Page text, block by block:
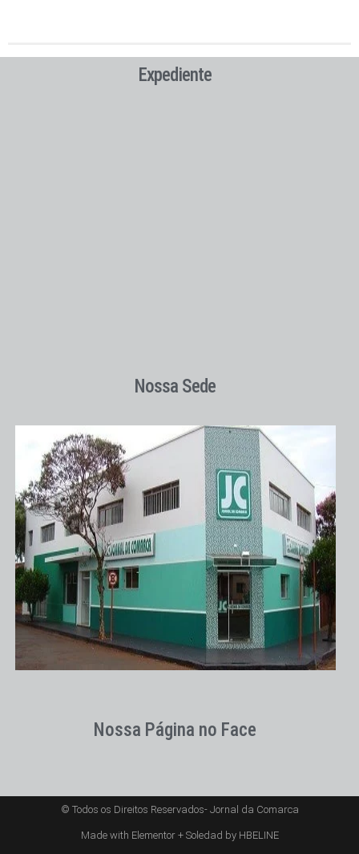
Expediente
Nossa Sede
Nossa Página no Face
© Todos os Direitos Reservados- Jornal da Comarca
Made with Elementor + Soledad by HBELINE